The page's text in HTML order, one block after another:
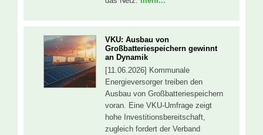
VKU: Ausbau von
Großbatteriespeichern gewinnt
an Dynamik
[11.06.2026] Kommunale
Energieversorger treiben den
Ausbau von Großbatteriespeichern
voran. Eine VKU-Umfrage zeigt
hohe Investitionsbereitschaft,
zugleich fordert der Verband